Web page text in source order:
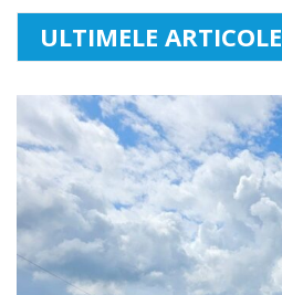
ULTIMELE ARTICOLE